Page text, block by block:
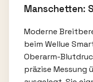
Manschetten:
Moderne
beim Wellue
Oberarm-
präzise Messung